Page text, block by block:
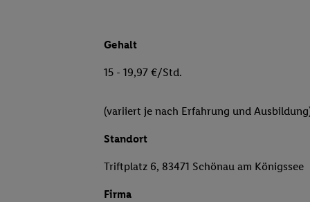
Gehalt
15 - 19,97 €/Std.
(variiert je nach Erfahrung und
Standort
Triftplatz 6, 83471 Schönau am Königssee
Firma